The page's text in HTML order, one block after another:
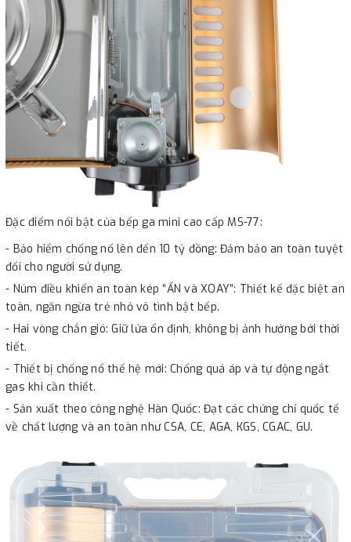
Đặc điểm nổi bật của bếp ga mini cao cấp MS-77:
- Bảo hiểm chống nổ lên đến 10 tỷ đồng: Đảm bảo an toàn tuyệt
đối cho người sử dụng.
- Núm điều khiển an toàn kép “ẤN và XOAY”: Thiết kế đặc biệt an
toàn, ngăn ngừa trẻ nhỏ vô tình bật bếp.
- Hai vòng chắn gió: Giữ lửa ổn định, không bị ảnh hưởng bởi thời
tiết.
- Thiết bị chống nổ thế hệ mới: Chống quá áp và tự động ngắt
gas khi cần thiết.
- Sản xuất theo công nghệ Hàn Quốc: Đạt các chứng chỉ quốc tế
về chất lượng và an toàn như CSA, CE, AGA, KGS, CGAC, GU.